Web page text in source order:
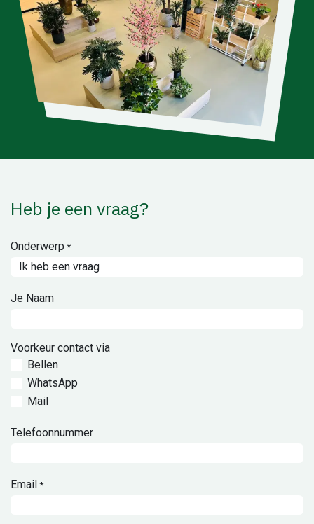
Heb je een vraag?
Onderwerp *
Je Naam
Voorkeur contact via
Bellen
WhatsApp
Mail
Telefoonnummer
Email*